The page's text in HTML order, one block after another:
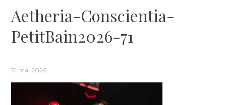
Aetheria-Conscientia-
PetitBain2026-71
31 mai 2026